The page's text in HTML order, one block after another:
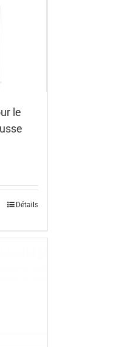
le
Détails